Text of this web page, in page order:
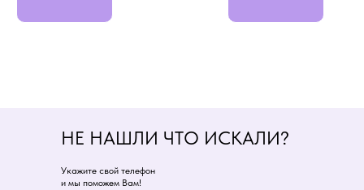
НЕ НАШЛИ ЧТО ИСКАЛИ?
Укажите свой телефон
и мы поможем Вам!